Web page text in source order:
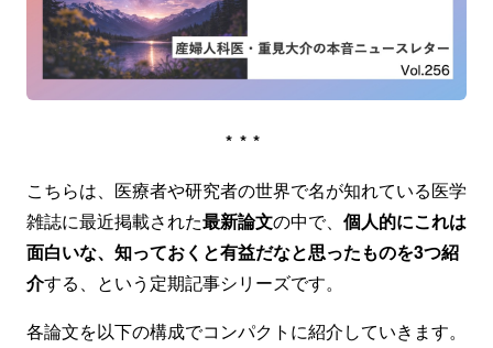
***
こちらは、医療者や研究者の世界で名が知れている医学
雑誌に最近掲載された最新論文の中で、 個人的にこれは
面白いな、知っておくと有益だなと思ったものを3つ紹
介する、という定期記事シリーズです。
各論文を以下の構成でコンパクトに紹介していきます。